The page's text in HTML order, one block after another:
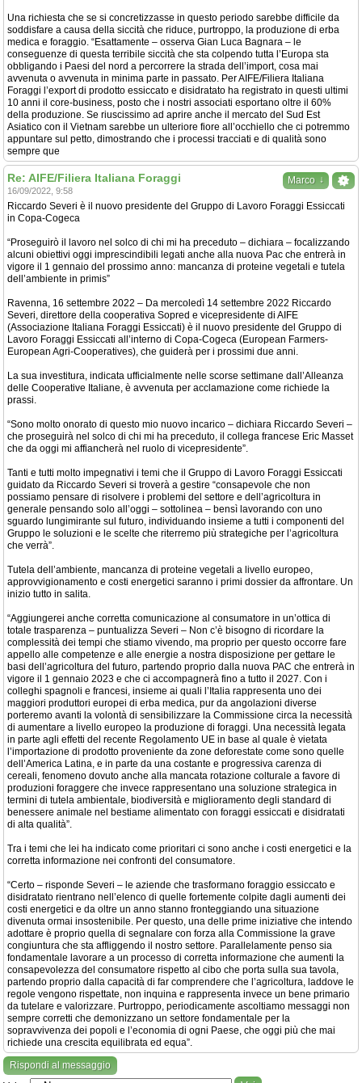
Una richiesta che se si concretizzasse in questo periodo sarebbe difficile da
soddisfare a causa della siccità che riduce, purtroppo, la produzione di erba
medica e foraggio. “Esattamente – osserva Gian Luca Bagnara – le
conseguenze di questa terribile siccità che sta colpendo tutta l’Europa sta
obbligando i Paesi del nord a percorrere la strada dell’import, cosa mai
avvenuta o avvenuta in minima parte in passato. Per AIFE/Filiera Italiana
Foraggi l’export di prodotto essiccato e disidratato ha registrato in questi ultimi
10 anni il core-business, posto che i nostri associati esportano oltre il 60%
della produzione. Se riuscissimo ad aprire anche il mercato del Sud Est
Asiatico con il Vietnam sarebbe un ulteriore fiore all’occhiello che ci potremmo
appuntare sul petto, dimostrando che i processi tracciati e di qualità sono
sempre que
Marco ↓
Re: AIFE/Filiera Italiana Foraggi
16/09/2022, 9:58
Riccardo Severi è il nuovo presidente del Gruppo di Lavoro Foraggi Essiccati
in Copa-Cogeca
“Proseguirò il lavoro nel solco di chi mi ha preceduto – dichiara – focalizzando
alcuni obiettivi oggi imprescindibili legati anche alla nuova Pac che entrerà in
vigore il 1 gennaio del prossimo anno: mancanza di proteine vegetali e tutela
dell’ambiente in primis”
Ravenna, 16 settembre 2022 – Da mercoledì 14 settembre 2022 Riccardo
Severi, direttore della cooperativa Sopred e vicepresidente di AIFE
(Associazione Italiana Foraggi Essiccati) è il nuovo presidente del Gruppo di
Lavoro Foraggi Essiccati all’interno di Copa-Cogeca (European Farmers-
European Agri-Cooperatives), che guiderà per i prossimi due anni.
La sua investitura, indicata ufficialmente nelle scorse settimane dall’Alleanza
delle Cooperative Italiane, è avvenuta per acclamazione come richiede la
prassi.
“Sono molto onorato di questo mio nuovo incarico – dichiara Riccardo Severi –
che proseguirà nel solco di chi mi ha preceduto, il collega francese Eric Masset
che da oggi mi affiancherà nel ruolo di vicepresidente”.
Tanti e tutti molto impegnativi i temi che il Gruppo di Lavoro Foraggi Essiccati
guidato da Riccardo Severi si troverà a gestire “consapevole che non
possiamo pensare di risolvere i problemi del settore e dell’agricoltura in
generale pensando solo all’oggi – sottolinea – bensì lavorando con uno
sguardo lungimirante sul futuro, individuando insieme a tutti i componenti del
Gruppo le soluzioni e le scelte che riterremo più strategiche per l’agricoltura
che verrà”.
Tutela dell’ambiente, mancanza di proteine vegetali a livello europeo,
approvvigionamento e costi energetici saranno i primi dossier da affrontare. Un
inizio tutto in salita.
“Aggiungerei anche corretta comunicazione al consumatore in un’ottica di
totale trasparenza – puntualizza Severi – Non c’è bisogno di ricordare la
complessità dei tempi che stiamo vivendo, ma proprio per questo occorre fare
appello alle competenze e alle energie a nostra disposizione per gettare le
basi dell’agricoltura del futuro, partendo proprio dalla nuova PAC che entrerà in
vigore il 1 gennaio 2023 e che ci accompagnerà fino a tutto il 2027. Con i
colleghi spagnoli e francesi, insieme ai quali l’Italia rappresenta uno dei
maggiori produttori europei di erba medica, pur da angolazioni diverse
porteremo avanti la volontà di sensibilizzare la Commissione circa la necessità
di aumentare a livello europeo la produzione di foraggi. Una necessità legata
in parte agli effetti del recente Regolamento UE in base al quale è vietata
l’importazione di prodotto proveniente da zone deforestate come sono quelle
dell’America Latina, e in parte da una costante e progressiva carenza di
cereali, fenomeno dovuto anche alla mancata rotazione colturale a favore di
produzioni foraggere che invece rappresentano una soluzione strategica in
termini di tutela ambientale, biodiversità e miglioramento degli standard di
benessere animale nel bestiame alimentato con foraggi essiccati e disidratati
di alta qualità”.
Tra i temi che lei ha indicato come prioritari ci sono anche i costi energetici e la
corretta informazione nei confronti del consumatore.
“Certo – risponde Severi – le aziende che trasformano foraggio essiccato e
disidratato rientrano nell’elenco di quelle fortemente colpite dagli aumenti dei
costi energetici e da oltre un anno stanno fronteggiando una situazione
divenuta ormai insostenibile. Per questo, una delle prime iniziative che intendo
adottare è proprio quella di segnalare con forza alla Commissione la grave
congiuntura che sta affliggendo il nostro settore. Parallelamente penso sia
fondamentale lavorare a un processo di corretta informazione che aumenti la
consapevolezza del consumatore rispetto al cibo che porta sulla sua tavola,
partendo proprio dalla capacità di far comprendere che l’agricoltura, laddove le
regole vengono rispettate, non inquina e rappresenta invece un bene primario
da tutelare e valorizzare. Purtroppo, periodicamente ascoltiamo messaggi non
sempre corretti che demonizzano un settore fondamentale per la
sopravvivenza dei popoli e l’economia di ogni Paese, che oggi più che mai
richiede una crescita equilibrata ed equa”.
Rispondi al messaggio